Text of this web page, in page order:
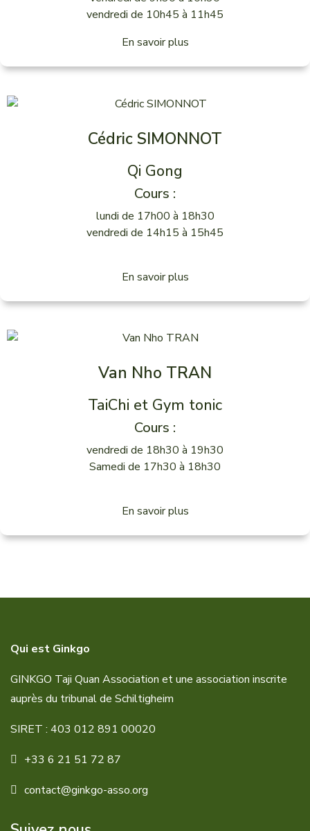
vendredi de 10h45 à 11h45
En savoir plus
Cédric SIMONNOT
Qi Gong
Cours :
lundi de 17h00 à 18h30
vendredi de 14h15 à 15h45
En savoir plus
Van Nho TRAN
TaiChi et Gym tonic
Cours :
vendredi de 18h30 à 19h30
Samedi de 17h30 à 18h30
En savoir plus
Qui est Ginkgo
GINKGO Taji Quan Association et une association inscrite
auprès du tribunal de Schiltigheim
SIRET : 403 012 891 00020
+33 6 21 51 72 87
contact@ginkgo-asso.org